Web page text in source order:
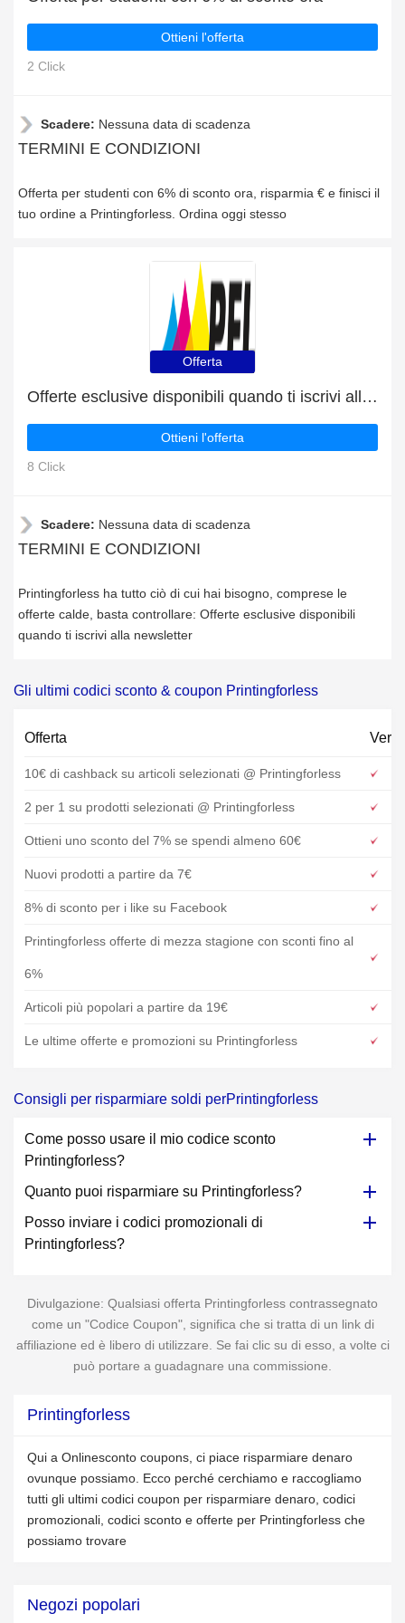
Ottieni l'offerta
2 Click
Scadere: Nessuna data di scadenza
TERMINI E CONDIZIONI
Offerta per studenti con 6% di sconto ora, risparmia € e finisci il
tuo ordine a Printingforless. Ordina oggi stesso
Offerta
Offerte esclusive disponibili quando ti iscrivi alla newsletter
Ottieni l'offerta
8 Click
Scadere: Nessuna data di scadenza
TERMINI E CONDIZIONI
Printingforless ha tutto ciò di cui hai bisogno, comprese le
offerte calde, basta controllare: Offerte esclusive disponibili
quando ti iscrivi alla newsletter
Gli ultimi codici sconto & coupon Printingforless
Offerta
10€ di cashback su articoli selezionati @ Printingforless
2 per 1 su prodotti selezionati @ Printingforless
Ottieni uno sconto del 7% se spendi almeno 60€
Nuovi prodotti a partire da 7€
8% di sconto per i like su Facebook
Printingforless offerte di mezza stagione con sconti fino al
6%
Articoli più popolari a partire da 19€
Le ultime offerte e promozioni su Printingforless
Consigli per risparmiare soldi perPrintingforless
Come posso usare il mio codice sconto
Printingforless?
Quanto puoi risparmiare su Printingforless?
Posso inviare i codici promozionali di
Printingforless?
Divulgazione: Qualsiasi offerta Printingforless contrassegnato
come un "Codice Coupon", significa che si tratta di un link di
affiliazione ed è libero di utilizzare. Se fai clic su di esso, a volte ci
può portare a guadagnare una commissione.
Printingforless
Qui a Onlinesconto coupons, ci piace risparmiare denaro
ovunque possiamo. Ecco perché cerchiamo e raccogliamo
tutti gli ultimi codici coupon per risparmiare denaro, codici
promozionali, codici sconto e offerte per Printingforless che
possiamo trovare
Negozi popolari